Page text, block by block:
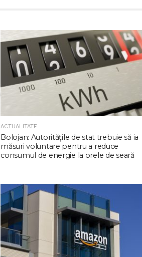
ACTUALITATE
Bolojan: Autoritățile de stat trebuie să ia
măsuri voluntare pentru a reduce
consumul de energie la orele de seară